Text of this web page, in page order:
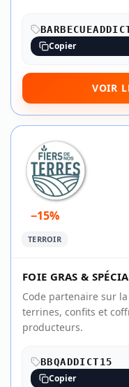
Copier
VOIR
−15%
TERROIR
FOIE GRAS &
Code partenaire sur
terrines, confits et
producteurs.
BBQADDICT15
Copier